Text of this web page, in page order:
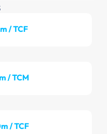
/ TCF
/ TCM
/ TCF